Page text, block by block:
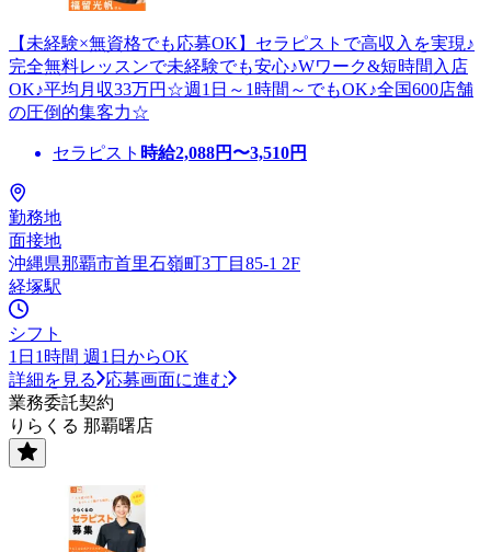
【未経験×無資格でも応募OK】セラピストで高収入を実現♪
完全無料レッスンで未経験でも安心♪Wワーク&短時間入店
OK♪平均月収33万円☆週1日～1時間～でもOK♪全国600店舗
の圧倒的集客力☆
セラピスト 時給2,088円〜3,510円
勤務地
面接地
沖縄県那覇市首里石嶺町3丁目85-1 2F
経塚駅
シフト
1日1時間 週1日からOK
詳細を見る
応募画面に進む
業務委託契約
りらくる 那覇曙店